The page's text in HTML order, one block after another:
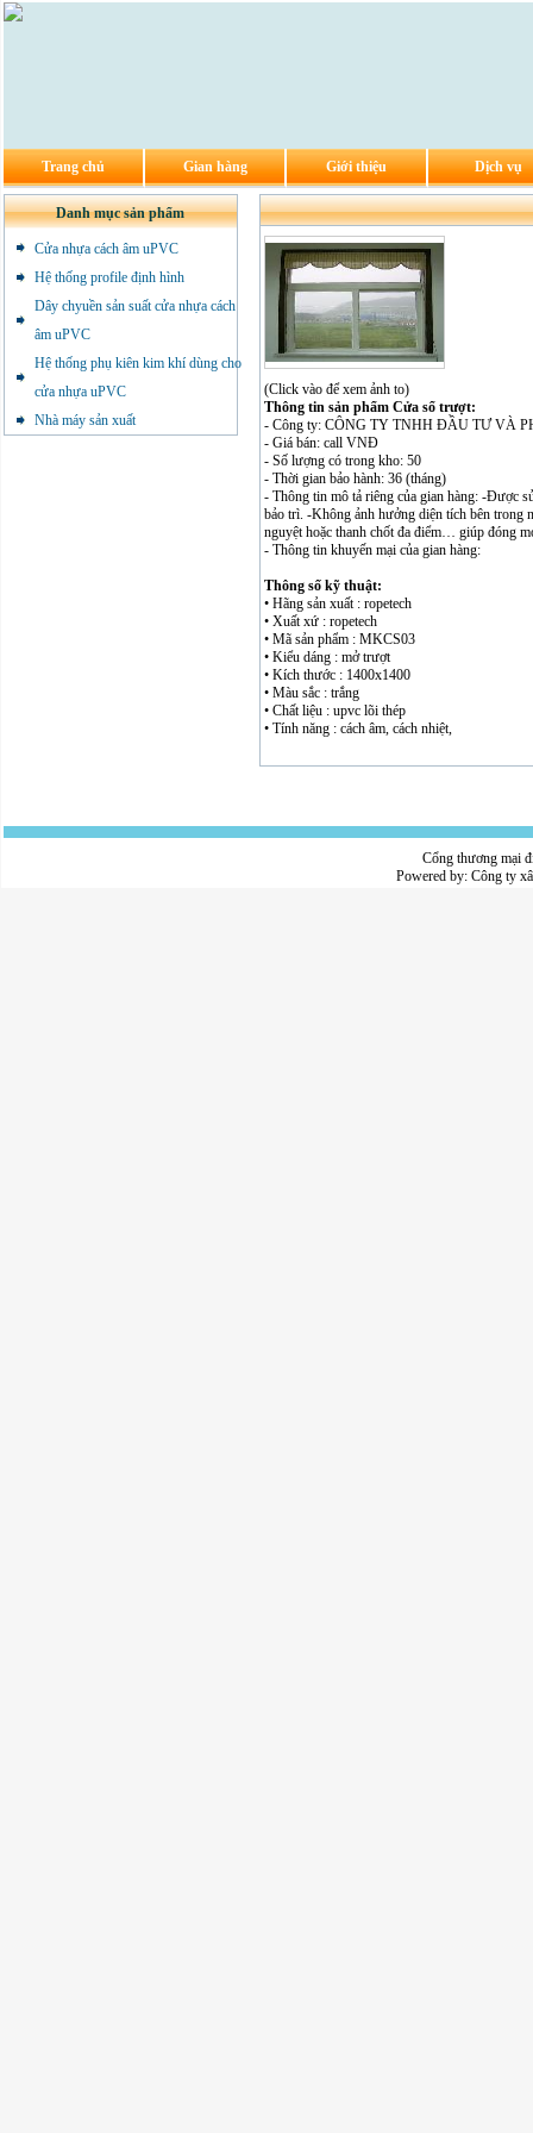
Trang chủ Gian hàng Giới thiệu Dịch vụ
Danh mục sản phẩm
Cửa nhựa cách âm uPVC
Hệ thống profile định hình
Dây chyuền sản suất cửa nhựa cách
âm uPVC
Hệ thống phụ kiên kim khí dùng cho
cửa nhựa uPVC
Nhà máy sản xuất
(Click vào để xem ảnh to)
Thông tin sản phẩm Cửa sổ trượt:
- Công ty: CÔNG TY TNHH ĐẦU TƯ VÀ
- Giá bán: call VNĐ
- Số lượng có trong kho: 50
- Thời gian bảo hành: 36 (tháng)
- Thông tin mô tả riêng của gian hàng: -Được
bảo trì. -Không ảnh hưởng diện tích bên trong
nguyệt hoặc thanh chốt đa điểm… giúp đóng
- Thông tin khuyến mại của gian hàng:
Thông số kỹ thuật:
• Hãng sản xuất : ropetech
• Xuất xứ : ropetech
• Mã sản phẩm : MKCS03
• Kiểu dáng : mở trượt
• Kích thước : 1400x1400
• Màu sắc : trắng
• Chất liệu : upvc lõi thép
• Tính năng : cách âm, cách nhiệt,
Cổng thương mại
Powered by: Công ty